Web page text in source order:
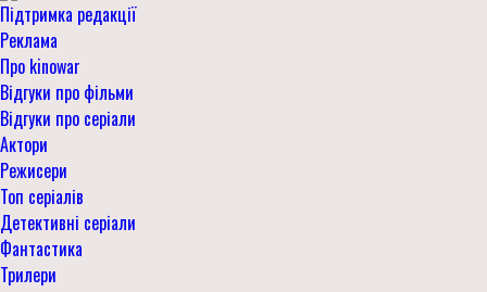
Підтримка редакції
Реклама
Про kinowar
Відгуки про фільми
Відгуки про серіали
Актори
Режисери
Топ серіалів
Детективні серіали
Фантастика
Трилери